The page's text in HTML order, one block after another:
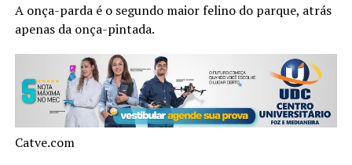
A onça-parda é o segundo maior felino do parque, atrás
apenas da onça-pintada.
Catve.com